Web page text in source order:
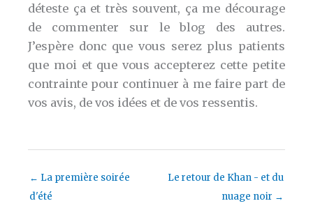
déteste ça et très souvent, ça me décourage
de commenter sur le blog des autres.
J’espère donc que vous serez plus patients
que moi et que vous accepterez cette petite
contrainte pour continuer à me faire part de
vos avis, de vos idées et de vos ressentis.
← La première soirée
d'été
Le retour de Khan - et du
nuage noir →